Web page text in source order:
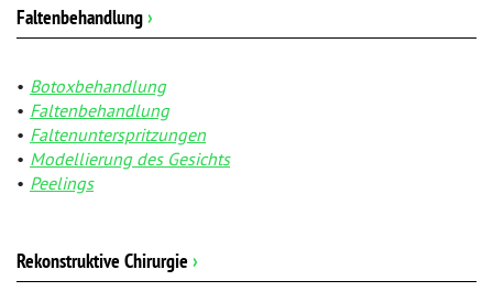
Faltenbehandlung›
Botoxbehandlung
Faltenbehandlung
Faltenunterspritzungen
Modellierung des Gesichts
Peelings
Rekonstruktive Chirurgie ›